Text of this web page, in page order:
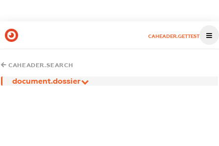
CAHEADER.GETTEST
CAHEADER.SEARCH
document.dossier